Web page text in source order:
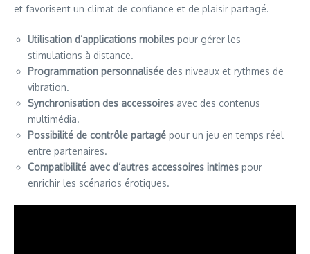
et favorisent un climat de confiance et de plaisir partagé.
Utilisation d’applications mobiles pour gérer les
stimulations à distance.
Programmation personnalisée des niveaux et rythmes de
vibration.
Synchronisation des accessoires avec des contenus
multimédia.
Possibilité de contrôle partagé pour un jeu en temps réel
entre partenaires.
Compatibilité avec d’autres accessoires intimes pour
enrichir les scénarios érotiques.